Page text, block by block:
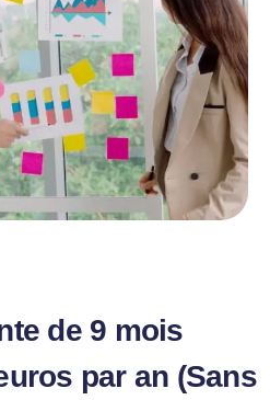
de 9 mois
par an (Sans